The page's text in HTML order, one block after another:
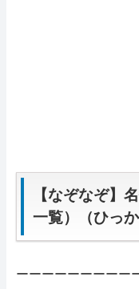
【なぞなぞ】
一覧）（ひっか
ーーーーーーーーー